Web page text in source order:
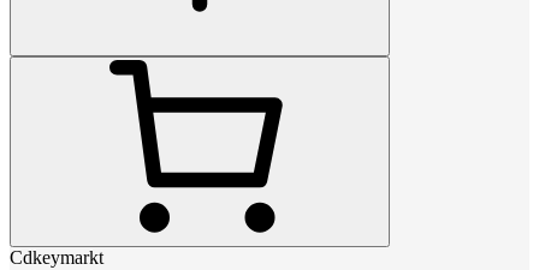
Cdkeymarkt